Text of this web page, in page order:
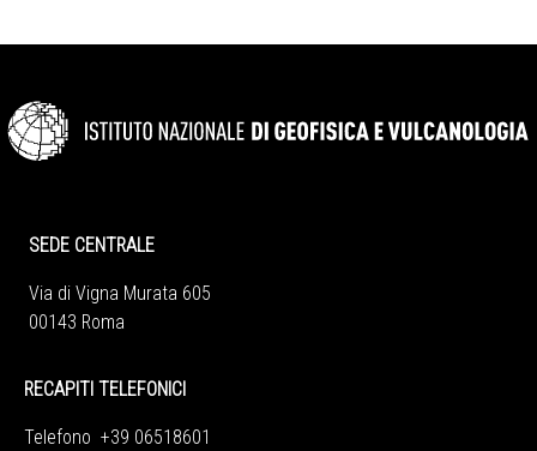
SEDE CENTRALE
Via di Vigna Murata 605
00143 Roma
RECAPITI TELEFONICI
Telefono +39 06518601